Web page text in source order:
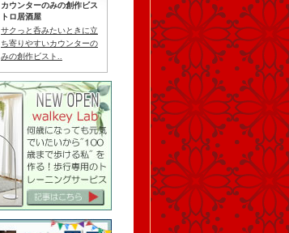
カウンターのみの創作ビス
トロ居酒屋
サクっと呑みたいときに立
ち寄りやすいカウンターの
みの創作ビスト..